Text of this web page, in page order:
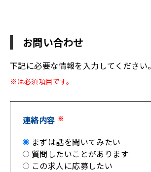
お問い合わせ
下記に必要な情報を入力してください。
※は必須項目です。
連絡内容 ※
まずは話を聞いてみたい
質問したいことがあります
この求人に応募したい